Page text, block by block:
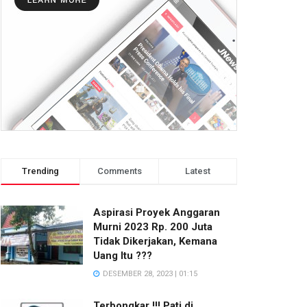
Trending Comments Latest
Aspirasi Proyek Anggaran
Murni 2023 Rp. 200 Juta
Tidak Dikerjakan, Kemana
Uang Itu ???
DESEMBER 28, 2023 | 01:15